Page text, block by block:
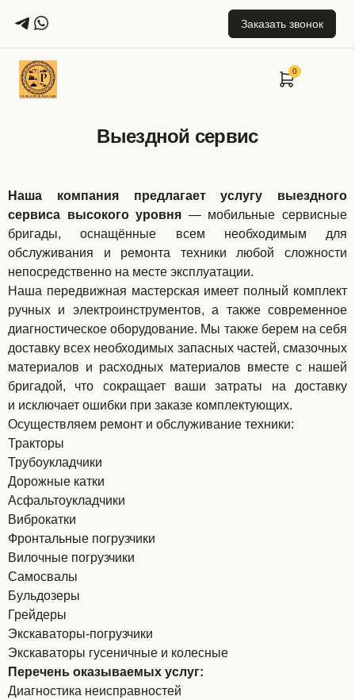
Заказать звонок
Выездной сервис
Наша компания предлагает услугу выездного
сервиса высокого уровня — мобильные сервисные
бригады, оснащённые всем необходимым для
обслуживания и ремонта техники любой сложности
непосредственно на месте эксплуатации.
Наша передвижная мастерская имеет полный комплект
ручных и электроинструментов, а также современное
диагностическое оборудование. Мы также берем на себя
доставку всех необходимых запасных частей, смазочных
материалов и расходных материалов вместе с нашей
бригадой, что сокращает ваши затраты на доставку
и исключает ошибки при заказе комплектующих.
Осуществляем ремонт и обслуживание техники:
Тракторы
Трубоукладчики
Дорожные катки
Асфальтоукладчики
Виброкатки
Фронтальные погрузчики
Вилочные погрузчики
Самосвалы
Бульдозеры
Грейдеры
Экскаваторы-погрузчики
Экскаваторы гусеничные и колесные
Перечень оказываемых услуг:
Диагностика неисправностей